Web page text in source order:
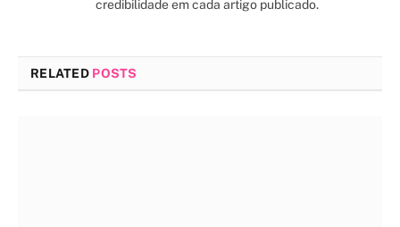
credibilidade em cada artigo publicado.
RELATED POSTS